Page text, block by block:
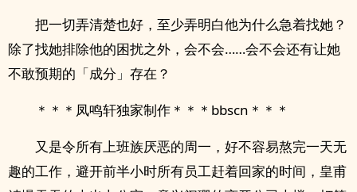
把一切弄清楚也好，至少弄明白他为什么急着找她？
除了找她排除他的困扰之外，会不会……会不会还有让她
不敢预期的「成分」存在？
＊＊＊凤鸣轩独家制作＊＊＊bbscn＊＊＊
又是令所有上班族厌恶的周一，好不容易熬完一天无
趣的工作，避开前半小时所有员工赶着回家的时间，皇甫